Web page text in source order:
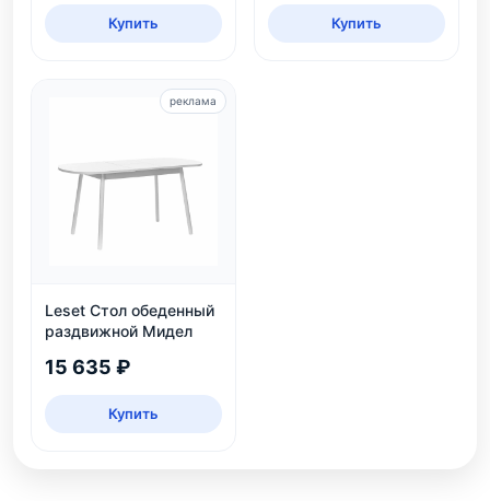
Купить Купить
Leset Стол обеденный
раздвижной Мидел
15 635 ₽
Купить
реклама